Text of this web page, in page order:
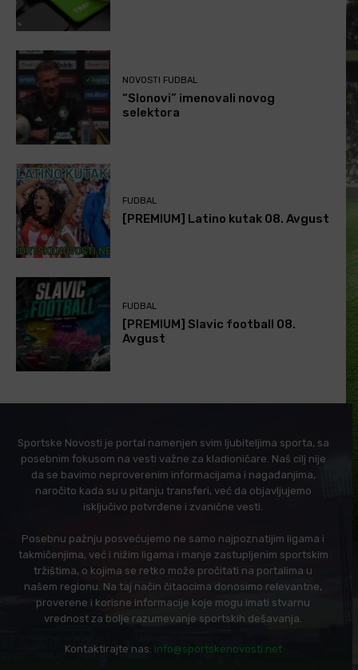
NOVOSTI FUDBAL
“Slonovi” imenovali novog
selektora
FUDBAL
[PREMIUM] Latino kutak 08. Avgust
FUDBAL
[PREMIUM] Slavic football 08.
Avgust
Sportske Novosti je portal namenjen svim ljubiteljima sporta, sa
posebnim fokusom na vesti važne za kladioničare. Naš cilj nije
da se bavimo neproverenim informacijama i nagađanjima,
naročito kada su u pitanju transferi, već da objavljujemo
isključivo potvrđene i zvanične vesti.
Posebnu pažnju posvećujemo ne samo najpoznatijim ligama i
takmičenjima, već i nižim ligama i manje zastupljenim sportskim
tržištima, o kojima se retko može pročitati na portalima u
našem regionu. Na taj način čitaocima donosimo relevantne,
proverene i korisne informacije koje mogu imati stvarnu
vrednost za bolje razumevanje sportskih dešavanja.
Kontaktirajte nas: info@sportskenovosti.net